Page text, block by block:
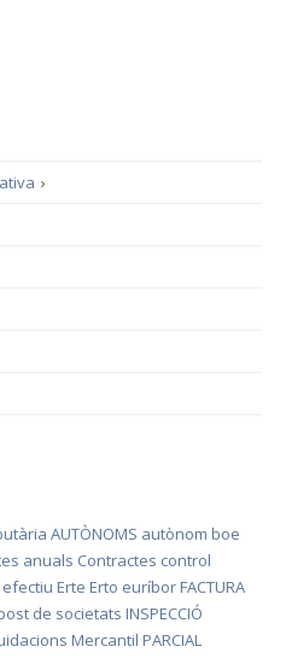
›
AUTÒNOMS autònom boe
anuals Contractes control
efectiu Erte Erto euríbor FACTURA
de societats INSPECCIÓ
Mercantil PARCIAL